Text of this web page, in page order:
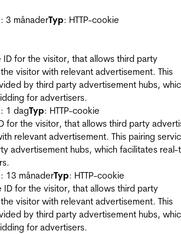
: 3 månaderTyp: HTTP-cookie
ID for the visitor, that allows third party
visitor with relevant advertisement. This
by third party advertisement hubs,
for advertisers.
: 1 dagTyp: HTTP-cookie
for the visitor, that allows third party
relevant advertisement. This pairing
advertisement hubs, which facilitates real-
: 13 månaderTyp: HTTP-cookie
ID for the visitor, that allows third party
visitor with relevant advertisement. This
by third party advertisement hubs,
for advertisers.